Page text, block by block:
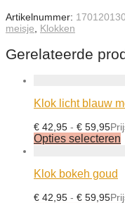
Artikelnummer: 170120130
meisje
Klokken
Gerelateerde
Klok licht blauw
€ 42,95 - € 59,95
Opties selecteren
Klok bokeh goud
€ 42,95 - € 59,95